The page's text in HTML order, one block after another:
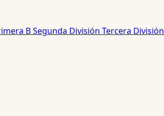
BSegunda División Tercera División